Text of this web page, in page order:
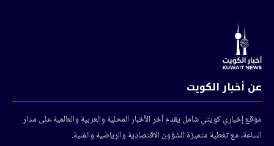
عن أخبار الكويت
موقع إخباري كويتي شامل يقدم آخر الأخبار المحلية والعربية والعالمية على مدار
الساعة، مع تغطية متميزة للشؤون الاقتصادية والرياضية والفنية.